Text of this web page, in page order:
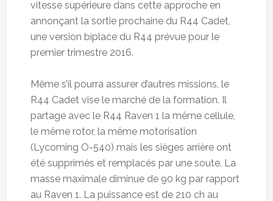
vitesse supérieure dans cette approche en
annonçant la sortie prochaine du R44 Cadet,
une version biplace du R44 prévue pour le
premier trimestre 2016.
Même s’il pourra assurer d’autres missions, le
R44 Cadet vise le marché de la formation. Il
partage avec le R44 Raven 1 la même cellule,
le même rotor, la même motorisation
(Lycoming O-540) mais les sièges arrière ont
été supprimés et remplacés par une soute. La
masse maximale diminue de 90 kg par rapport
au Raven 1. La puissance est de 210 ch au